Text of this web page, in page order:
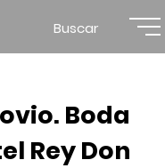
Buscar
Boda
Rey Don